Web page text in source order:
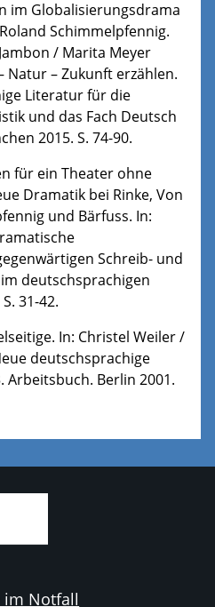
im Globalisierungsdrama
Schimmelpfennig.
/ Marita Meyer
Natur – Zukunft erzählen.
Literatur für die
und das Fach Deutsch
2015. S. 74-90.
für ein Theater ohne
Dramatik bei Rinke, Von
und Bärfuss. In:
Schreib- und
deutschsprachigen
31-42.
In: Christel Weiler /
deutschsprachige
Arbeitsbuch. Berlin 2001.
im Notfall